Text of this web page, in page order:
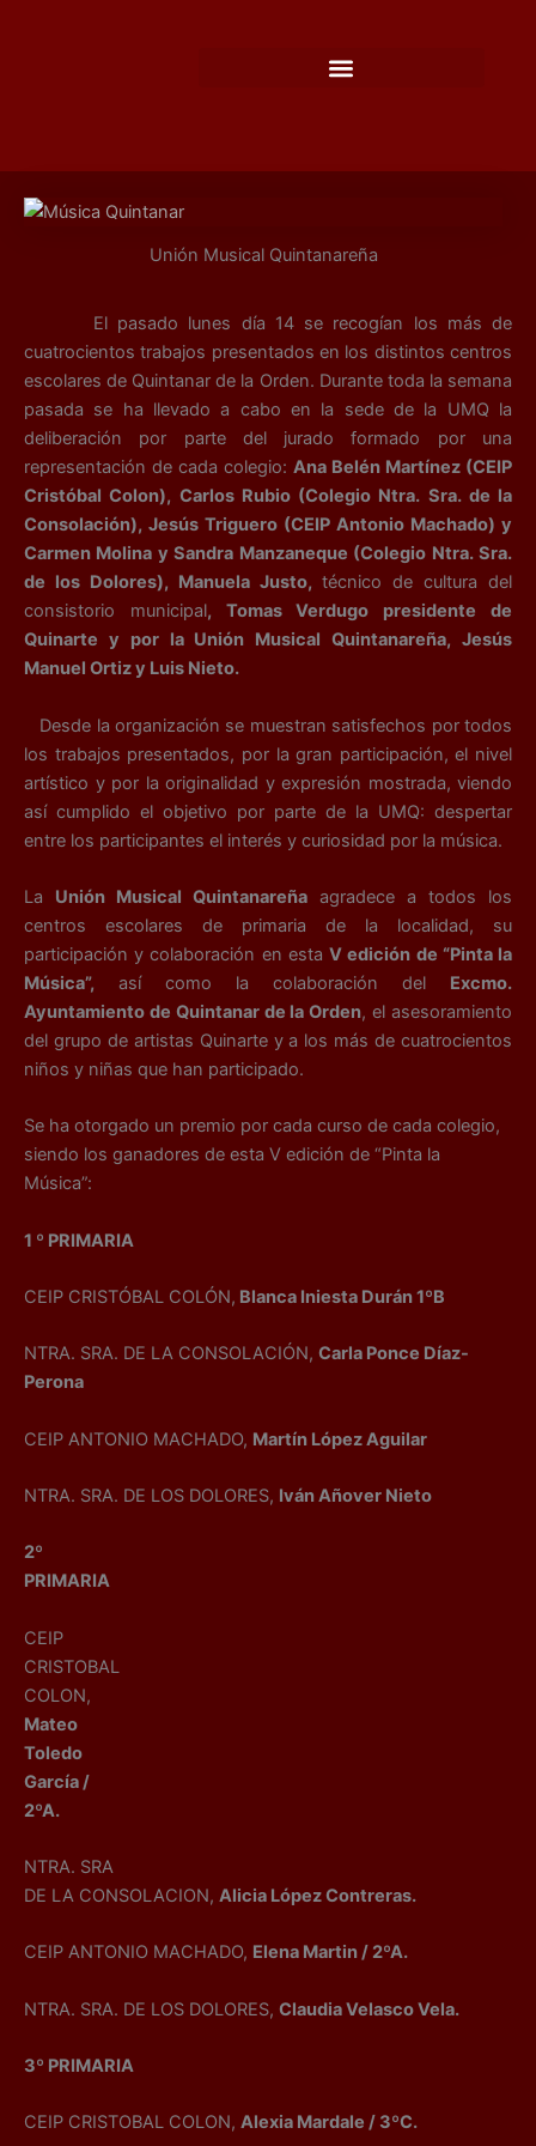
Unión Musical Quintanareña
El pasado lunes día 14 se recogían los más de
cuatrocientos trabajos presentados en los distintos centros
escolares de Quintanar de la Orden. Durante toda la semana
pasada se ha llevado a cabo en la sede de la UMQ la
deliberación por parte del jurado formado por una
representación de cada colegio: Ana Belén Martínez (CEIP
Cristóbal Colon), Carlos Rubio (Colegio Ntra. Sra. de la
Consolación), Jesús Triguero (CEIP Antonio Machado) y
Carmen Molina y Sandra Manzaneque (Colegio Ntra. Sra.
de los Dolores), Manuela Justo, técnico de cultura del
consistorio municipal, Tomas Verdugo presidente de
Quinarte y por la Unión Musical Quintanareña, Jesús
Manuel Ortiz y Luis Nieto.
Desde la organización se muestran satisfechos por todos
los trabajos presentados, por la gran participación, el nivel
artístico y por la originalidad y expresión mostrada, viendo
así cumplido el objetivo por parte de la UMQ: despertar
entre los participantes el interés y curiosidad por la música.
La Unión Musical Quintanareña agradece a todos los
centros escolares de primaria de la localidad, su
participación y colaboración en estaV edición de “Pinta la
Música”, así como la colaboración del Excmo.
Ayuntamiento de Quintanar de la Orden, el asesoramiento
del grupo de artistas Quinarte y a los más de cuatrocientos
niños y niñas que han participado.
Se ha otorgado un premio por cada curso de cada colegio,
siendo los ganadores de esta V edición de “Pinta la
Música”:
1 º PRIMARIA
CEIP CRISTÓBAL COLÓN, Blanca Iniesta Durán 1ºB
NTRA. SRA. DE LA CONSOLACIÓN, Carla Ponce Díaz-
Perona
CEIP ANTONIO MACHADO, Martín López Aguilar
NTRA. SRA. DE LOS DOLORES, Iván Añover Nieto
2º
PRIMARIA
CEIP
CRISTOBAL
COLON,
Mateo
Toledo
García /
2ºA.
NTRA. SRA
DE LA CONSOLACION, Alicia López Contreras.
CEIP ANTONIO MACHADO, Elena Martin / 2ºA.
NTRA. SRA. DE LOS DOLORES, Claudia Velasco Vela.
3º PRIMARIA
CEIP CRISTOBAL COLON, Alexia Mardale / 3ºC.